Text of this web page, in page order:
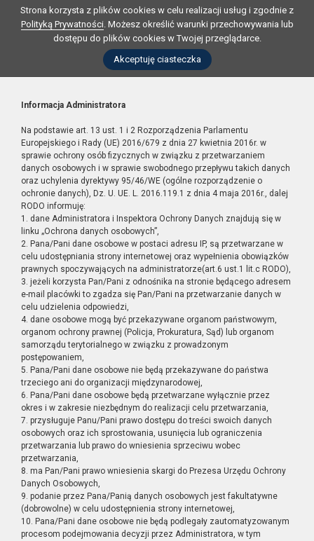
Strona korzysta z plików cookies w celu realizacji usług i zgodnie z
Polityką Prywatności. Możesz określić warunki przechowywania lub
dostępu do plików cookies w Twojej przeglądarce.
Akceptuję ciasteczka
Informacja Administratora
Na podstawie art. 13 ust. 1 i 2 Rozporządzenia Parlamentu
Europejskiego i Rady (UE) 2016/679 z dnia 27 kwietnia 2016r. w
sprawie ochrony osób fizycznych w związku z przetwarzaniem
danych osobowych i w sprawie swobodnego przepływu takich danych
oraz uchylenia dyrektywy 95/46/WE (ogólne rozporządzenie o
ochronie danych), Dz. U. UE. L. 2016.119.1 z dnia 4 maja 2016r., dalej
RODO informuję:
1. dane Administratora i Inspektora Ochrony Danych znajdują się w
linku „Ochrona danych osobowych”,
2. Pana/Pani dane osobowe w postaci adresu IP, są przetwarzane w
celu udostępniania strony internetowej oraz wypełnienia obowiązków
prawnych spoczywających na administratorze(art.6 ust.1 lit.c RODO),
3. jeżeli korzysta Pan/Pani z odnośnika na stronie będącego adresem
e-mail placówki to zgadza się Pan/Pani na przetwarzanie danych w
celu udzielenia odpowiedzi,
4. dane osobowe mogą być przekazywane organom państwowym,
organom ochrony prawnej (Policja, Prokuratura, Sąd) lub organom
samorządu terytorialnego w związku z prowadzonym
postępowaniem,
5. Pana/Pani dane osobowe nie będą przekazywane do państwa
trzeciego ani do organizacji międzynarodowej,
6. Pana/Pani dane osobowe będą przetwarzane wyłącznie przez
okres i w zakresie niezbędnym do realizacji celu przetwarzania,
7. przysługuje Panu/Pani prawo dostępu do treści swoich danych
osobowych oraz ich sprostowania, usunięcia lub ograniczenia
przetwarzania lub prawo do wniesienia sprzeciwu wobec
przetwarzania,
8. ma Pan/Pani prawo wniesienia skargi do Prezesa Urzędu Ochrony
Danych Osobowych,
9. podanie przez Pana/Panią danych osobowych jest fakultatywne
(dobrowolne) w celu udostępnienia strony internetowej,
10. Pana/Pani dane osobowe nie będą podlegały zautomatyzowanym
procesom podejmowania decyzji przez Administratora, w tym